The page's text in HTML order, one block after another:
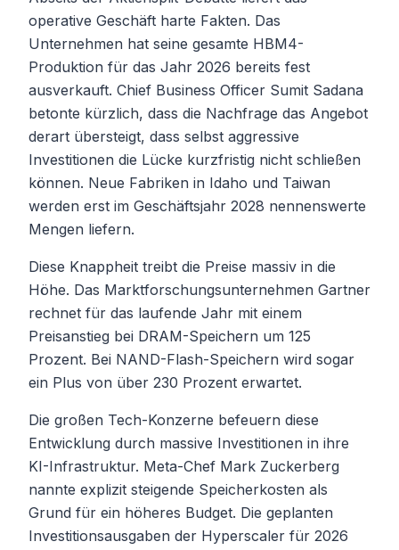
operative Geschäft harte Fakten. Das
Unternehmen hat seine gesamte HBM4-
Produktion für das Jahr 2026 bereits fest
ausverkauft. Chief Business Officer Sumit Sadana
betonte kürzlich, dass die Nachfrage das Angebot
derart übersteigt, dass selbst aggressive
Investitionen die Lücke kurzfristig nicht schließen
können. Neue Fabriken in Idaho und Taiwan
werden erst im Geschäftsjahr 2028 nennenswerte
Mengen liefern.
Diese Knappheit treibt die Preise massiv in die
Höhe. Das Marktforschungsunternehmen Gartner
rechnet für das laufende Jahr mit einem
Preisanstieg bei DRAM-Speichern um 125
Prozent. Bei NAND-Flash-Speichern wird sogar
ein Plus von über 230 Prozent erwartet.
Die großen Tech-Konzerne befeuern diese
Entwicklung durch massive Investitionen in ihre
KI-Infrastruktur. Meta-Chef Mark Zuckerberg
nannte explizit steigende Speicherkosten als
Grund für ein höheres Budget. Die geplanten
Investitionsausgaben der Hyperscaler für 2026